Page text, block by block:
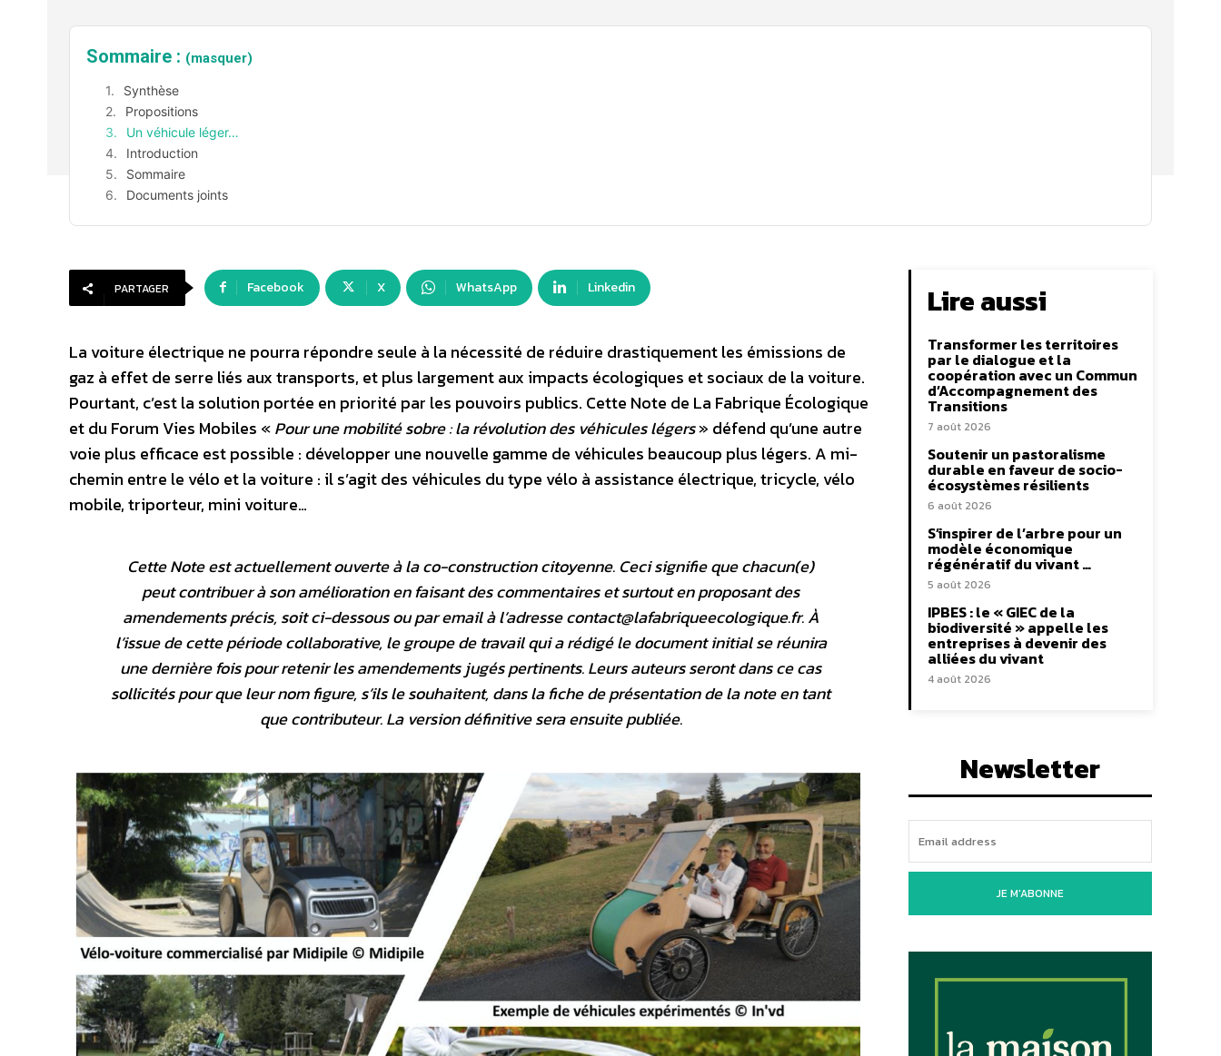
Sommaire : (masquer)
Synthèse
Propositions
Un véhicule léger…
Introduction
Sommaire
Documents joints
PARTAGER Facebook X WhatsApp Linkedin
La voiture électrique ne pourra répondre seule à la nécessité de réduire drastiquement les émissions de
gaz à effet de serre liés aux transports, et plus largement aux impacts écologiques et sociaux de la voiture.
Pourtant, c’est la solution portée en priorité par les pouvoirs publics. Cette Note de La Fabrique Écologique
et du Forum Vies Mobiles «Pour une mobilité sobre : la révolution des véhicules légers» défend qu’une autre
voie plus efficace est possible : développer une nouvelle gamme de véhicules beaucoup plus légers. A mi-
chemin entre le vélo et la voiture : il s’agit des véhicules du type vélo à assistance électrique, tricycle, vélo
mobile, triporteur, mini voiture…
Cette Note est actuellement ouverte à la co-construction citoyenne. Ceci signifie que chacun(e)
peut contribuer à son amélioration en faisant des commentaires et surtout en proposant des
amendements précis, soit ci-dessous ou par email à l’adresse contact@lafabriqueecologique.fr. À
l’issue de cette période collaborative, le groupe de travail qui a rédigé le document initial se réunira
une dernière fois pour retenir les amendements jugés pertinents. Leurs auteurs seront dans ce cas
sollicités pour que leur nom figure, s’ils le souhaitent, dans la fiche de présentation de la note en tant
que contributeur. La version définitive sera ensuite publiée.
Lire aussi
Transformer les territoires
par le dialogue et la
coopération avec un Commun
d’Accompagnement des
Transitions
7 août 2026
Soutenir un pastoralisme
durable en faveur de socio-
écosystèmes résilients
6 août 2026
S’inspirer de l’arbre pour un
modèle économique
régénératif du vivant …
5 août 2026
IPBES : le « GIEC de la
biodiversité » appelle les
entreprises à devenir des
alliées du vivant
4 août 2026
Newsletter
JE M'ABONNE